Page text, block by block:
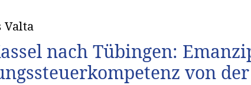
Valta
nach Tübingen:
von